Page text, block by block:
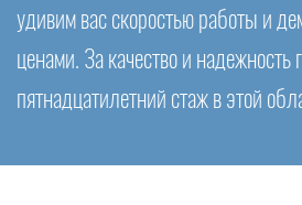
удивим вас скоростью работы и
ценами. За качество и надежность
пятнадцатилетний стаж в этой